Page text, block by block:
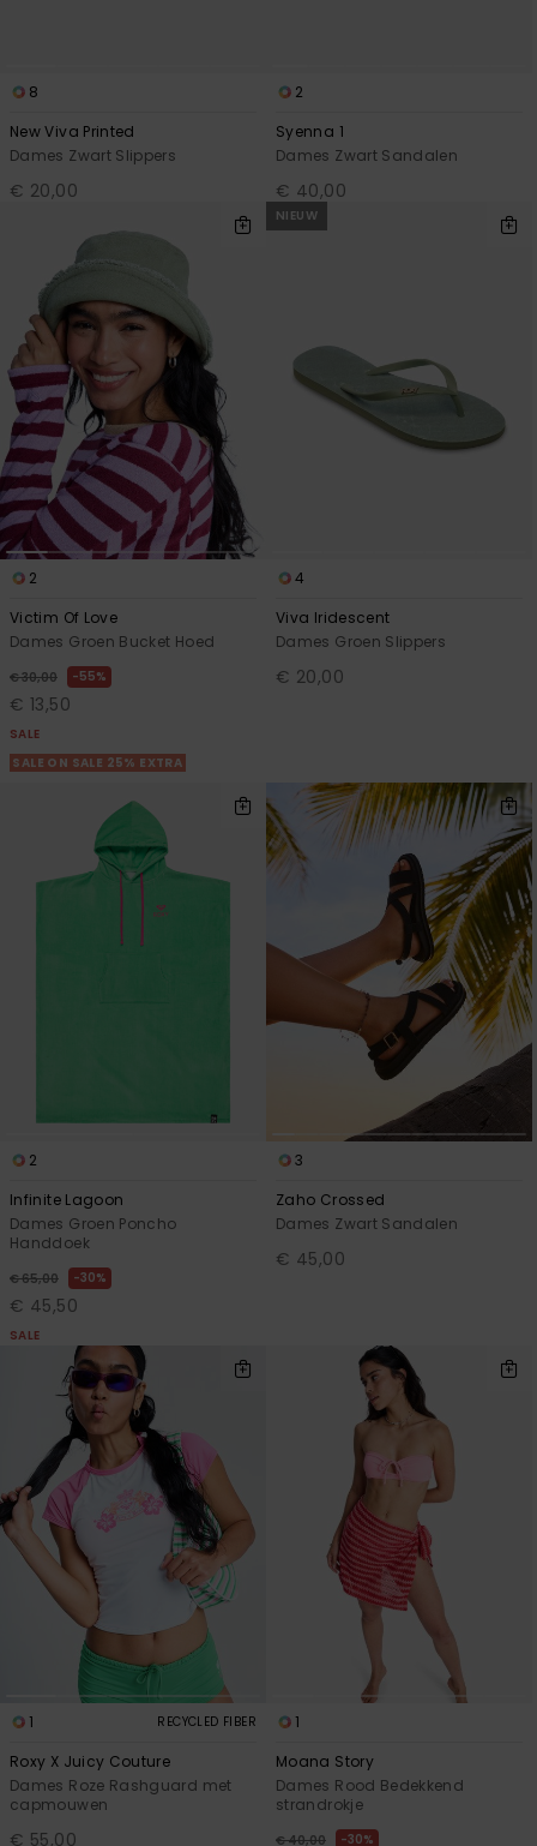
8
New Viva Printed
Dames Zwart Slippers
€ 20,00
2
Syenna 1
Dames Zwart Sandalen
€ 40,00
2
Victim Of Love
Dames Groen Bucket Hoed
€ 30,00 55%
€ 13,50
SALE
SALE ON SALE 25% EXTRA
NIEUW
4
Viva Iridescent
Dames Groen Slippers
€ 20,00
2
Infinite Lagoon
Dames Groen Poncho
Handdoek
€ 65,00 30%
€ 45,50
SALE
3
Zaho Crossed
Dames Zwart Sandalen
€ 45,00
1 RECYCLED FIBER
Roxy X Juicy Couture
Dames Roze Rashguard met
capmouwen
€ 55,00
1
Moana Story
Dames Rood Bedekkend
strandrokje
€ 40,00 30%